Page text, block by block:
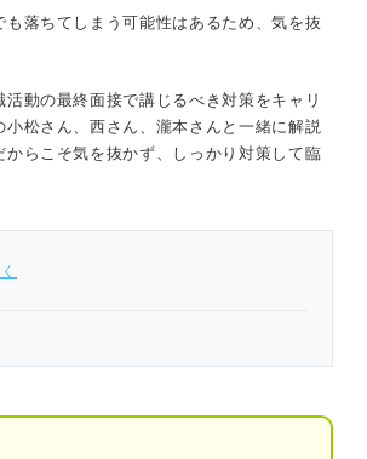
いが含まれている場合があります。記事本文
ださい。
も落ちてしまう可能性はあるため、気を抜
活動の最終面接で講じるべき対策をキャリ
小松さん、西さん、瀧本さんと一緒に解説
からこそ気を抜かず、しっかり対策して臨
ロが解説！ 転職の最終面接はほぼ内定っ
通過率は？